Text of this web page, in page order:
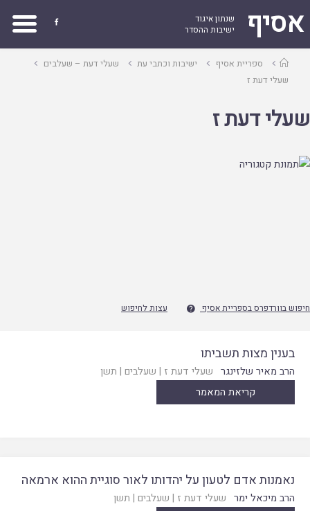
אסיף
שנתון איגוד
ישיבות ההסדר

עמוד
ראשי
ספריית אסיף ישיבות וכתבי עת
שעלי דעת – שעלבים
שעלי דעת ז
שעלי דעת ז
חיפוש בוורדפרס בספריית אסיף  עצות לחיפוש
בענין מצות תשביתו
הרב מאיר שלזינגר שעלי דעת ז | שעלבים | תשן
קריאת המאמר
נאמנות אדם לטעון על יהדותו לאור סוגיית ההוא ארמאה
הרב מיכאל ימר שעלי דעת ז | שעלבים | תשן